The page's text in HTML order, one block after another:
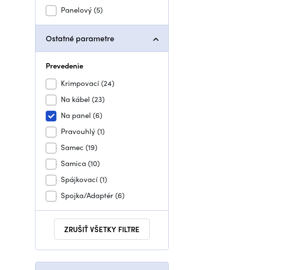
Panelový(5)
Ostatné parametre
Prevedenie
Krimpovací(24)
Na kábel (23)
Na panel (6)
Pravouhlý(1)
Samec (19)
Samica (10)
Spájkovací(1)
Spojka/Adaptér(6)
ZRUŠIŤ VŠETKY FILTRE